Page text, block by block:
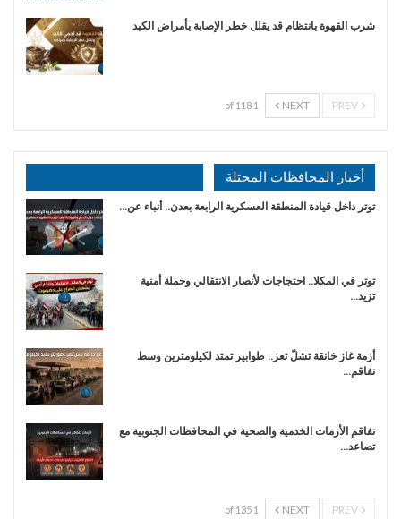
شرب القهوة بانتظام قد يقلل خطر الإصابة بأمراض الكبد
NEXT
1 of 118
أخبار المحافظات المحتلة
توتر داخل قيادة المنطقة العسكرية الرابعة بعدن.. أنباء عن…
توتر في المكلا.. احتجاجات لأنصار الانتقالي وحملة أمنية
تزيد…
أزمة غاز خانقة تشلّ تعز.. طوابير تمتد لكيلومترين وسط
تفاقم…
تفاقم الأزمات الخدمية والصحية في المحافظات الجنوبية مع
تصاعد…
NEXT
1 of 135